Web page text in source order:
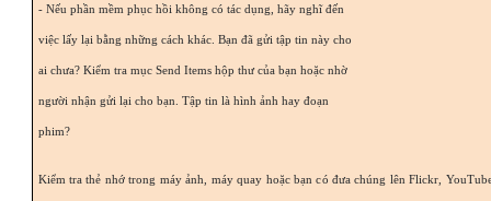
- Nếu phần mềm phục hồi không có tác dụng, hãy nghĩ đến
việc lấy lại bằng những cách khác. Bạn đã gửi tập tin này cho
ai chưa? Kiểm tra mục Send Items hộp thư của bạn hoặc nhờ
người nhận gửi lại cho bạn. Tập tin là hình ảnh hay đoạn
phim?
Kiểm tra thẻ nhớ trong máy ảnh, máy quay hoặc bạn có đưa chúng lên Flickr,